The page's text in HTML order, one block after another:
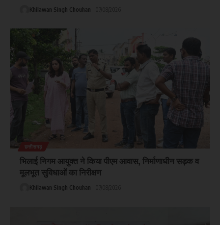
Khilawan Singh Chouhan
छत्तीसगढ़
भिलाई निगम आयुक्त ने किया पीएम आवास, निर्माणाधीन सड़क व
मूलभूत सुविधाओं का निरीक्षण
Khilawan Singh Chouhan